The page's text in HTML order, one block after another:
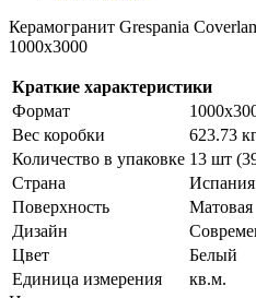
Керамогранит Grespania
1000х3000
Краткие характеристики
Формат
Вес коробки
623.73
Количество в упаковке 13 шт
Страна
Испания
Поверхность
Матовая
Дизайн
Цвет
Белый
Единица измерения
кв.м.